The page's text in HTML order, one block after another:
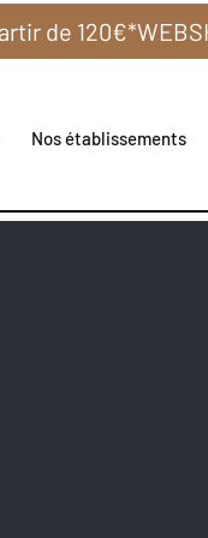
Nos établissements